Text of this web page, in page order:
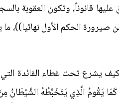
عليها قانوناً، وتكون العقوبة
الحكم الأول نهائيا))،
يشرع تحت غطاء الفائدة
يَقُومُ الَّذِي يَتَخَبَّطُهُ الشَّيْطَانُ